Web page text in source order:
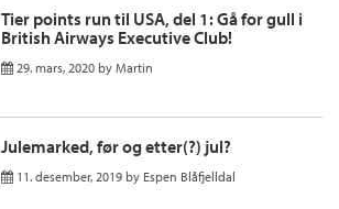
Tier points run til USA, del 1: Gå for gull i
British Airways Executive Club!
29. mars, 2020 by Martin
Julemarked, før og etter(?) jul?
11. desember, 2019 by Espen Blåfjelldal